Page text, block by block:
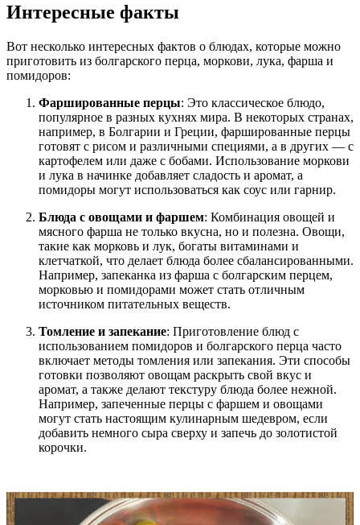
Интересные факты
Вот несколько интересных фактов о блюдах, которые можно
приготовить из болгарского перца, моркови, лука, фарша и
помидоров:
Фаршированные перцы: Это классическое блюдо,
популярное в разных кухнях мира. В некоторых странах,
например, в Болгарии и Греции, фаршированные перцы
готовят с рисом и различными специями, а в других — с
картофелем или даже с бобами. Использование моркови
и лука в начинке добавляет сладость и аромат, а
помидоры могут использоваться как соус или гарнир.
Блюда с овощами и фаршем: Комбинация овощей и
мясного фарша не только вкусна, но и полезна. Овощи,
такие как морковь и лук, богаты витаминами и
клетчаткой, что делает блюда более сбалансированными.
Например, запеканка из фарша с болгарским перцем,
морковью и помидорами может стать отличным
источником питательных веществ.
Томление и запекание: Приготовление блюд с
использованием помидоров и болгарского перца часто
включает методы томления или запекания. Эти способы
готовки позволяют овощам раскрыть свой вкус и
аромат, а также делают текстуру блюда более нежной.
Например, запеченные перцы с фаршем и овощами
могут стать настоящим кулинарным шедевром, если
добавить немного сыра сверху и запечь до золотистой
корочки.